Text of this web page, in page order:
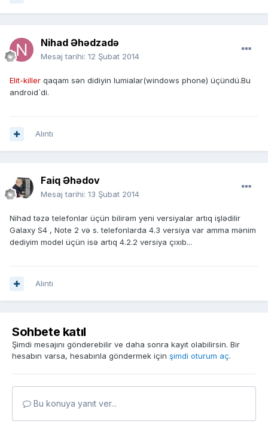
Nihad Əhədzadə
Mesaj tarihi: 12 Şubat 2014
Elit-killer qaqam sən didiyin lumialar(windows phone) üçündü.Bu
android`di.
Alıntı
Faiq Əhədov
Mesaj tarihi: 13 Şubat 2014
Nihad təzə telefonlar üçün bilirəm yeni versiyalar artıq işlədilir
Galaxy S4 , Note 2 və s. telefonlarda 4.3 versiya var amma mənim
dediyim model üçün isə artıq 4.2.2 versiya çıxıb...
Alıntı
Sohbete katıl
Şimdi mesajını gönderebilir ve daha sonra kayıt olabilirsin. Bir
hesabın varsa, hesabınla göndermek için şimdi oturum aç.
Bu konuya yanıt ver...